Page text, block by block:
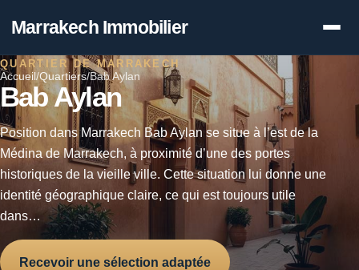
Marrakech Immobilier
Accueil /Quartiers/Bab Aylan
QUARTIER DE MARRAKECH
Bab Aylan
Position dans Marrakech Bab Aylan se situe à l’est de la
Médina de Marrakech, à proximité d’une des portes
historiques de la vieille ville. Cette situation lui donne une
identité géographique claire, ce qui est toujours utile
dans…
Recevoir une sélection adaptée